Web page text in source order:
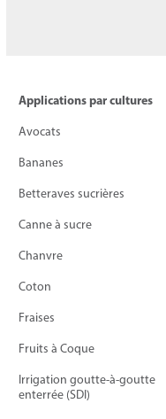
Applications par cultures
Avocats
Bananes
Betteraves sucrières
Canne à sucre
Chanvre
Coton
Fraises
Fruits à Coque
Irrigation goutte-à-goutte
enterrée (SDI)